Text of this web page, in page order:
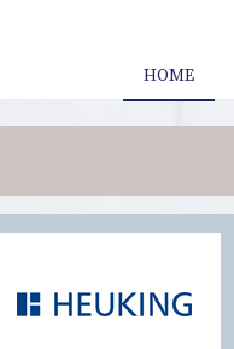
HOME